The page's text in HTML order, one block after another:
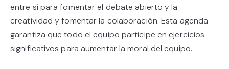
entre sí para fomentar el debate abierto y la
creatividad y fomentar la colaboración. Esta agenda
garantiza que todo el equipo participe en ejercicios
significativos para aumentar la moral del equipo.